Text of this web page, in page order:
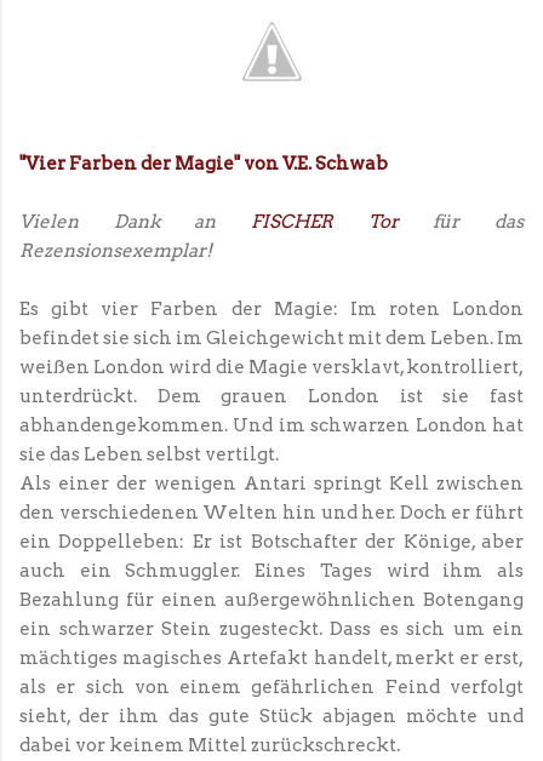
"Vier Farben der Magie" von V.E. Schwab
Vielen Dank an FISCHER Tor für das
Rezensionsexemplar!
Es gibt vier Farben der Magie: Im roten London
befindet sie sich im Gleichgewicht mit dem Leben. Im
weißen London wird die Magie versklavt, kontrolliert,
unterdrückt. Dem grauen London ist sie fast
abhandengekommen. Und im schwarzen London hat
sie das Leben selbst vertilgt.
Als einer der wenigen Antari springt Kell zwischen
den verschiedenen Welten hin und her. Doch er führt
ein Doppelleben: Er ist Botschafter der Könige, aber
auch ein Schmuggler. Eines Tages wird ihm als
Bezahlung für einen außergewöhnlichen Botengang
ein schwarzer Stein zugesteckt. Dass es sich um ein
mächtiges magisches Artefakt handelt, merkt er erst,
als er sich von einem gefährlichen Feind verfolgt
sieht, der ihm das gute Stück abjagen möchte und
dabei vor keinem Mittel zurückschreckt.